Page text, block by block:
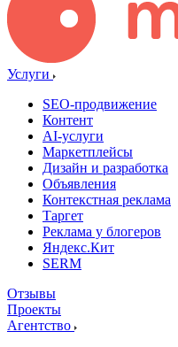
Услуги
SEO-продвижение
Контент
AI-услуги
Маркетплейсы
Дизайн и разработка
Объявления
Контекстная реклама
Таргет
Реклама у блогеров
Яндекс.Кит
SERM
Отзывы
Проекты
Агентство